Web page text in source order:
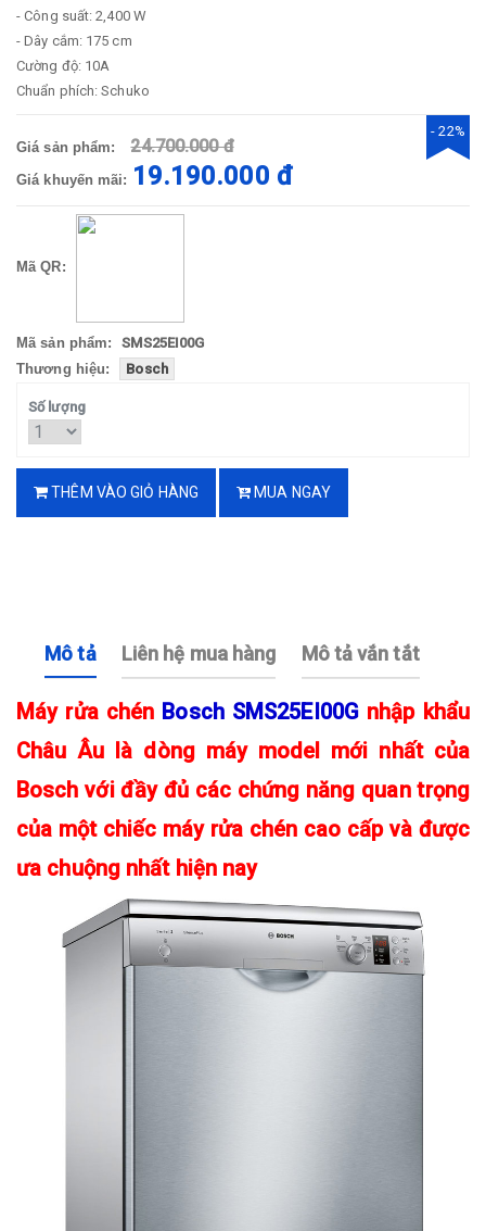
- Công suất: 2,400 W
- Dây cắm: 175 cm
Cường độ: 10A
Chuẩn phích: Schuko
Giá sản phẩm: 24.700.000 đ
Giá khuyến mãi: 19.190.000 đ
- 22%
Mã QR:
Mã sản phẩm:
SMS25EI00G
Thương hiệu:
Bosch
Số lượng
THÊM VÀO GIỎ HÀNG MUA NGAY
Mô tả Liên hệ mua hàng Mô tả vắn tắt
Máy rửa chén Bosch SMS25EI00G nhập khẩu
Châu Âu là dòng máy model mới nhất của
Bosch với đầy đủ các chứng năng quan trọng
của một chiếc máy rửa chén cao cấp và được
ưa chuộng nhất hiện nay